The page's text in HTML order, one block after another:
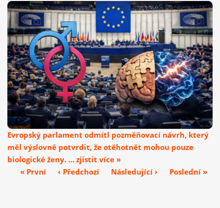
Evropský parlament odmítl pozměňovací návrh, který
měl výslovně potvrdit, že otěhotnět mohou pouze
biologické ženy. ... zjistit více »
« První
‹ Předchozí Následující › Poslední »